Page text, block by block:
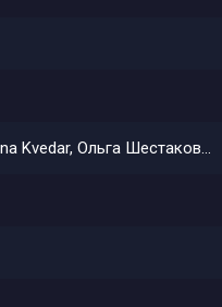
Татьяна Буланова, Оксана Почепа, Алиса Вокс, Anna Kvedar, Ольга Шестакова, Лев Чупаченко, Сергей Маврин